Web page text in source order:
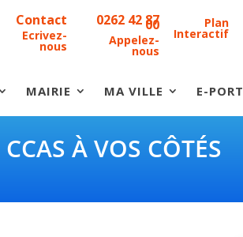
Contact
Ecrivez-
nous
0262 42 87
00
Appelez-
nous
Plan
Interactif
MAIRIE MA VILLE E-PORT
À VOS CÔTÉS